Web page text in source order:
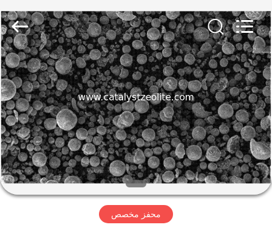
منزل
منتجات
معلومات
عنا
جولة
GROUP
CO.,LTD.
All
Rights
Reserved.
محفز مخصص